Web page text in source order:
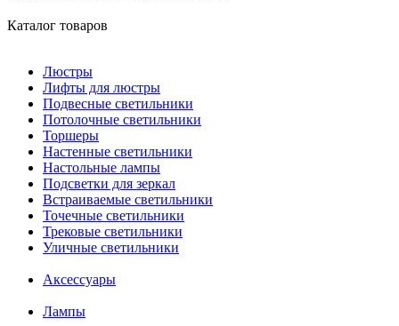
Каталог товаров
Люстры
Лифты для люстры
Подвесные светильники
Потолочные светильники
Торшеры
Настенные светильники
Настольные лампы
Подсветки для зеркал
Встраиваемые светильники
Точечные светильники
Трековые светильники
Уличные светильники
Аксессуары
Лампы